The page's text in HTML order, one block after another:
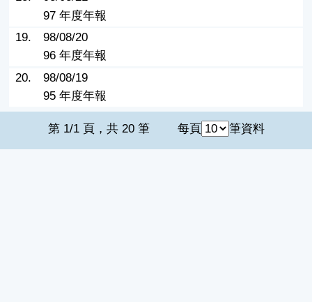
97 年度年報
19.
98/08/20
96 年度年報
20.
98/08/19
95 年度年報
第 1/1 頁，共 20 筆 每頁 筆資料